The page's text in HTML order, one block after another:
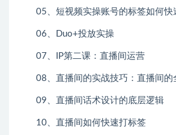
05、短视频实操账号的标签如何快
06、Duo+投放实操
07、IP第二课：直播间运营
08、直播间的实战技巧：直播间的
09、直播间话术设计的底层逻辑
10、直播间如何快速打标签